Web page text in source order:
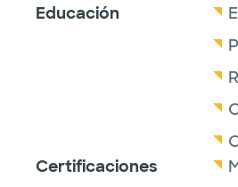
Educación
Certificaciones